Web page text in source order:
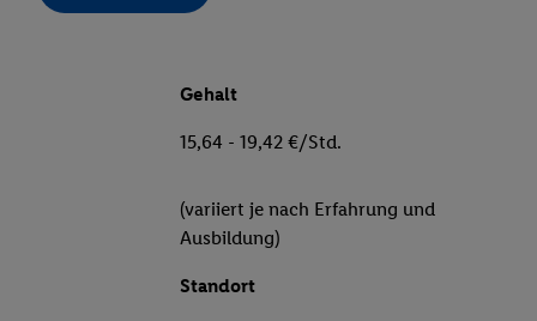
Gehalt
15,64 - 19,42 €/Std.
(variiert je nach Erfahrung und
Ausbildung)
Standort